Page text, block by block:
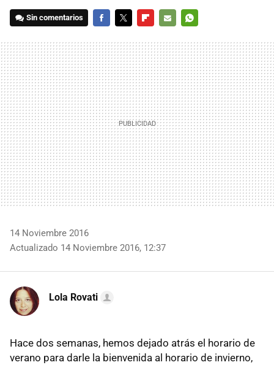
Sin comentarios
MAIL
14 Noviembre 2016
Actualizado 14 Noviembre 2016, 12:37
Lola Rovati
Hace dos semanas, hemos dejado atrás el horario de
verano para darle la bienvenida al horario de invierno,